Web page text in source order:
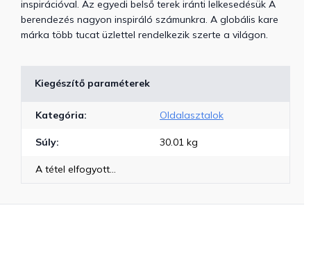
inspirációval. Az egyedi belső terek iránti lelkesedésük ​A
berendezés nagyon inspiráló számunkra. A globális kare
márka több tucat üzlettel rendelkezik szerte a világon.
Kiegészítő paraméterek
Kategória: Oldalasztalok
Súly: 30.01 kg
A tétel elfogyott…